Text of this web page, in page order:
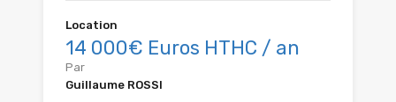
Location
14 000€ Euros HTHC / an
Par
Guillaume ROSSI